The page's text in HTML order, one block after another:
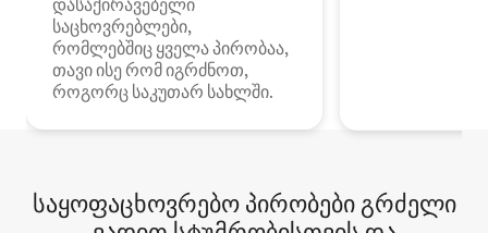
დასაქირავებელი
საცხოვრებლები,
რომლებშიც ყველა პირობაა,
თავი ისე რომ იგრძნოთ,
როგორც საკუთარ სახლში.
საყოფაცხოვრებო პირობები გრძელი